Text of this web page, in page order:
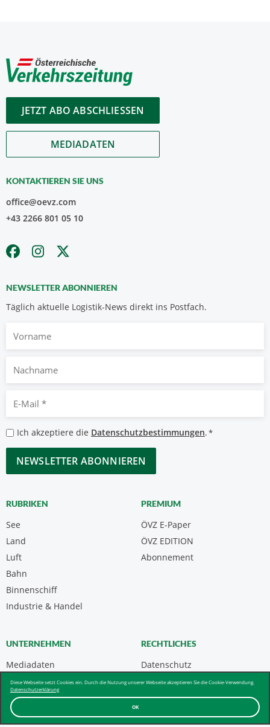
OK
Diese Webseite setzt Cookies ein. Durch die Nutzung unserer Webseite akzeptieren Sie die Cookie-Verwendung.
Datenschutzerklärung
JETZT ABO ABSCHLIESSEN
MEDIADATEN
KONTAKTIEREN SIE UNS
office@oevz.com
+43 2266 801 05 10
NEWSLETTER ABONNIEREN
Täglich aktuelle Logistik-News direkt ins Postfach.
Nachname
Mail
*
Datenschutzbestimmungen
*
Ich akzeptiere die Datenschutzbestimmungen.*
CAPTCHA
RUBRIKEN
See
Land
Luft
Bahn
Binnenschiff
Industrie & Handel
PREMIUM
ÖVZ E-Paper
Abonnement
ÖVZ EDITION
UNTERNEHMEN
Mediadaten
Kontakt
Über uns & AGB
RECHTLICHES
Datenschutz
Impressum